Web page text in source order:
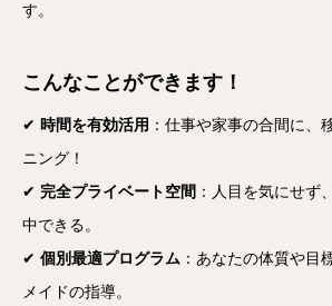
す。
こんなことができます！
✔ 時間を有効活用 ：仕事や家事の合間に、
ニング！
✔ 完全プライベート空間 ：人目を気にせず
中できる。
✔ 個別最適プログラム ：あなたの体質や目
メイドの指導。